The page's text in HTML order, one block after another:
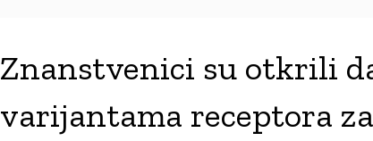
Znanstvenici su otkrili
varijantama receptora